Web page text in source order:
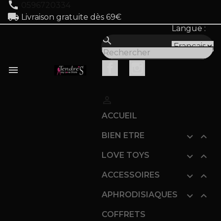
call
local_shipping Livraison gratuite dès 69€
Langue :

search
ACCUEIL
 
BIEN ETRE
 
LOVE TOYS
 
ACCESSOIRES
 
APHRODISIAQUES
COFFRETS